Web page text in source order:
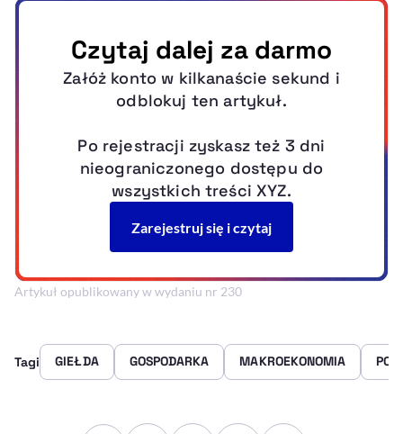
Artykuł opublikowany w wydaniu nr 230
Tagi GIEŁDA GOSPODARKA MAKROEKONOMIA